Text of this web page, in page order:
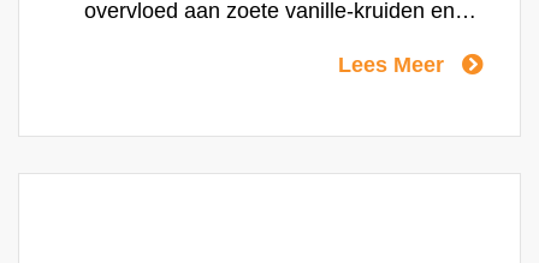
overvloed aan zoete vanille-kruiden en
Vervolgens wordt hij gerijpt in Franse Pineau
die onze single malt whisky de smaken van
grapefruit, geranium, geglaceerd fruit en
Lees Meer